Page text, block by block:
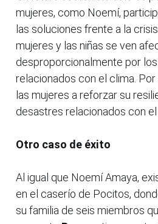
mujeres, como Noemí,
las soluciones frente a la
mujeres y las niñas se ven
desproporcionalmente por
relacionados con el clima. Por
las mujeres a reforzar su
desastres relacionados con el
Otro caso de éxito
Al igual que Noemí Amaya,
en el caserío de Pocitos,
su familia de seis miembros